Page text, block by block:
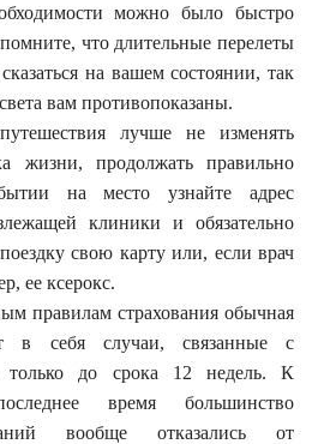
можно было быстро
что длительные перелеты
на вашем состоянии, так
вам противопоказаны.
лучше не изменять
жизни, продолжать правильно
на место узнайте адрес
клиники и обязательно
свою карту или, если врач
ее ксерокс.
правилам страхования обычная
в себя случаи, связанные с
только до срока 12 недель. К
время большинство
вообще отказались от